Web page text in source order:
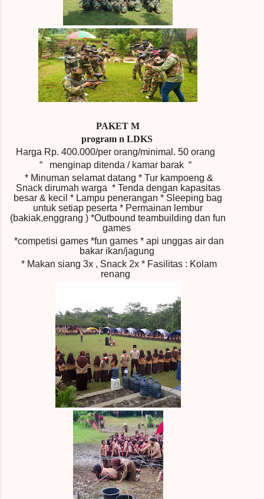
PAKET M
program n LDKS
Harga Rp. 400.000/per orang/minimal. 50 orang
“ menginap ditenda / kamar barak “
* Minuman selamat datang * Tur kampoeng &
Snack dirumah warga * Tenda dengan kapasitas
besar & kecil * Lampu penerangan * Sleeping bag
untuk setiap peserta * Permainan lembur
(bakiak,enggrang ) *Outbound teambuilding dan fun
games
*competisi games *fun games * api unggas air dan
bakar ikan/jagung
* Makan siang 3x , Snack 2x * Fasilitas : Kolam
renang